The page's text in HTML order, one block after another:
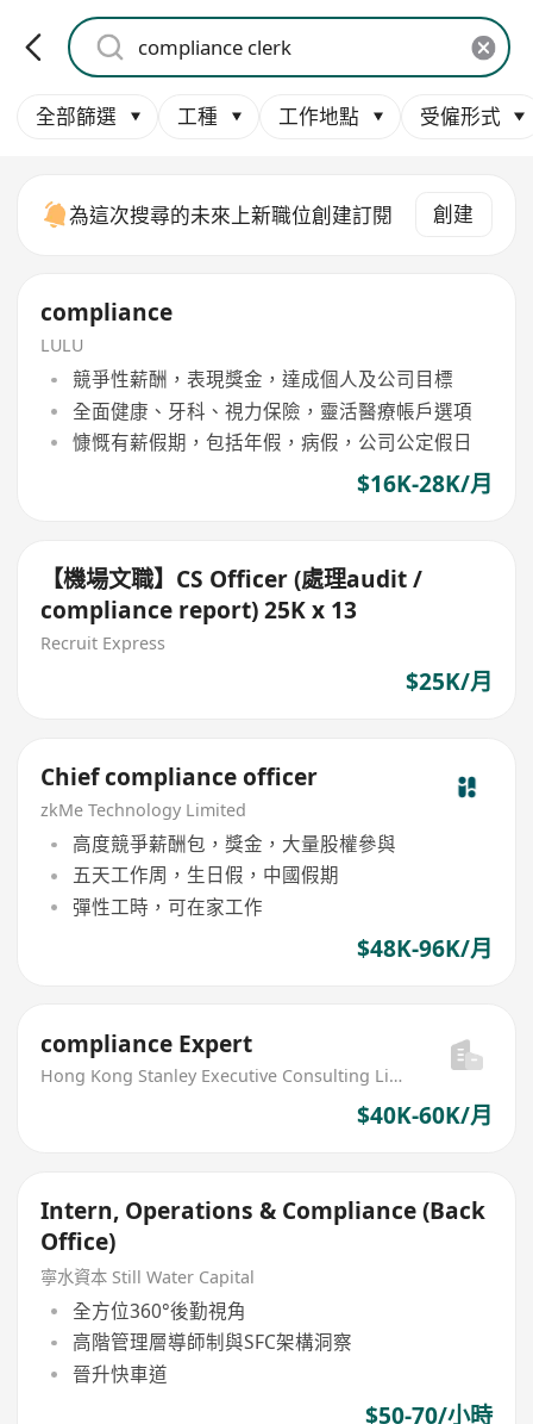
全部篩選 工種 工作地點 受僱形式
為這次搜尋的未來上新職位創建訂閱 創建
compliance
LULU
競爭性薪酬，表現獎金，達成個人及公司目標
全面健康、牙科、視力保險，靈活醫療帳戶選項
慷慨有薪假期，包括年假，病假，公司公定假日
$16K-28K/月
【機場文職】CS Officer (處理audit /
compliance report) 25K x 13
Recruit Express
$25K/月
Chief compliance officer
zkMe Technology Limited
高度競爭薪酬包，獎金，大量股權參與
五天工作周，生日假，中國假期
彈性工時，可在家工作
$48K-96K/月
compliance Expert
Hong Kong Stanley Executive Consulting Limited
$40K-60K/月
Intern, Operations & Compliance (Back
Office)
寧水資本 Still Water Capital
全方位360°後勤視角
高階管理層導師制與SFC架構洞察
晉升快車道
$50-70/小時